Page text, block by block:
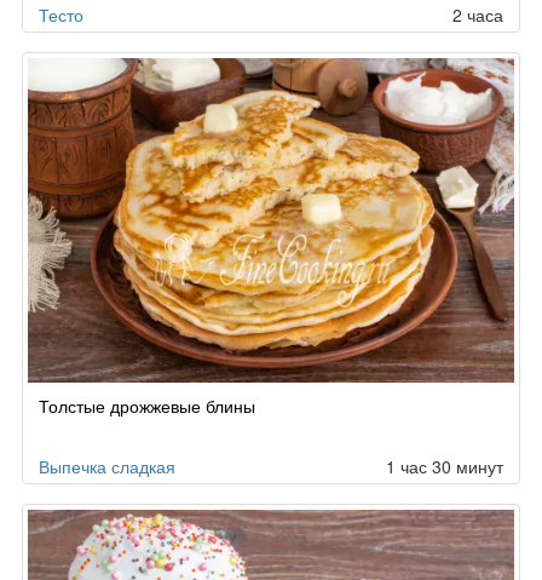
Тесто 2 часа
Толстые дрожжевые блины
Выпечка сладкая 1 час 30 минут